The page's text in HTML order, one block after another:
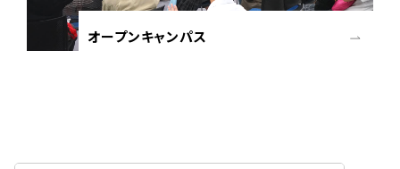
オープンキャンパス